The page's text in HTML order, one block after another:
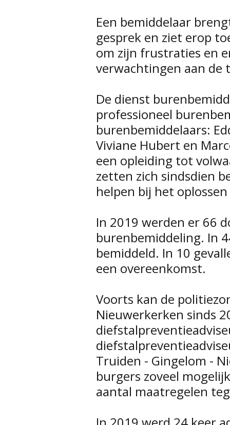
Een bemiddelaar
gesprek en ziet erop
om zijn frustraties en
verwachtingen aan
De dienst
professioneel
burenbemiddelaars:
Viviane Hubert en
een opleiding tot
zetten zich sindsdien
helpen bij het
In 2019 werden er 66
burenbemiddeling. In
bemiddeld. In 10
een overeenkomst.
Voorts kan de
Nieuwerkerken sinds
Truiden - Gingelom -
burgers zoveel
aantal maatregelen